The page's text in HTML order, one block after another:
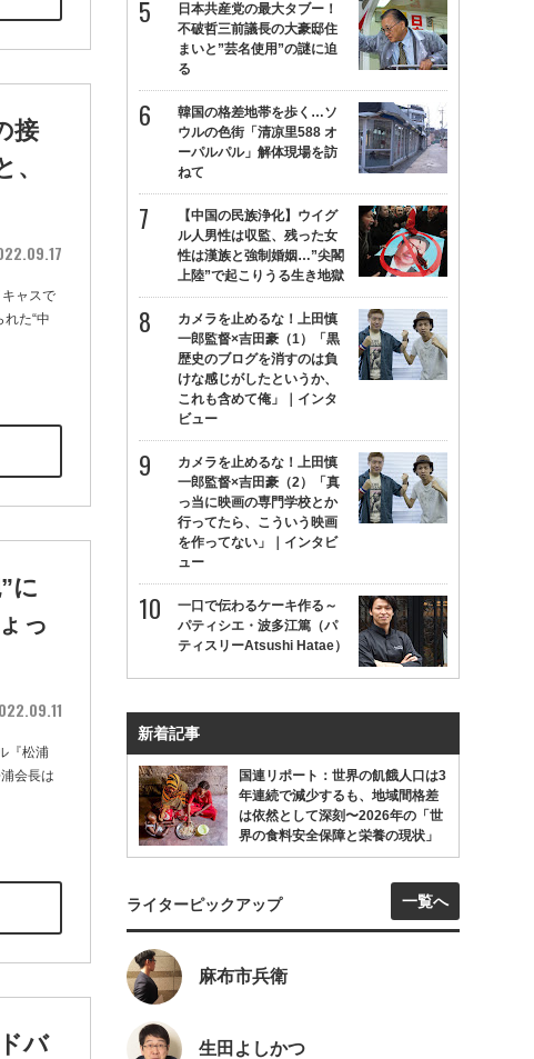
接
ャスで
た“中
に
っ
『松浦
会長は
バ
日本共産党の最大タブー！
不破哲三前議長の大豪邸住
まいと”芸名使用”の謎に迫
る
韓国の格差地帯を歩く…ソ
ウルの色街「清凉里588 オ
ーパルパル」解体現場を訪
ねて
【中国の民族浄化】ウイグ
ル人男性は収監、残った女
性は漢族と強制婚姻…”尖閣
上陸”で起こりうる生き地獄
カメラを止めるな！上田慎
一郎監督×吉田豪（1）「黒
歴史のブログを消すのは負
けな感じがしたというか、
これも含めて俺」｜インタ
ビュー
カメラを止めるな！上田慎
一郎監督×吉田豪（2）「真
っ当に映画の専門学校とか
行ってたら、こういう映画
を作ってない」｜インタビ
ュー
一口で伝わるケーキ作る～
パティシエ・波多江篤（パ
ティスリーAtsushi Hatae）
新着記事
国連リポート：世界の飢餓人口は3
年連続で減少するも、地域間格差
は依然として深刻〜2026年の「世
界の食料安全保障と栄養の現状」
ライターピックアップ 一覧へ
麻布市兵衛
生田よしかつ